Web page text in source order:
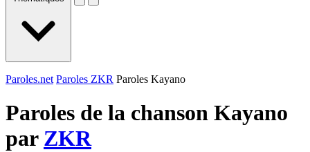
Paroles.net Paroles ZKR Paroles Kayano
Paroles de la chanson Kayano
par ZKR